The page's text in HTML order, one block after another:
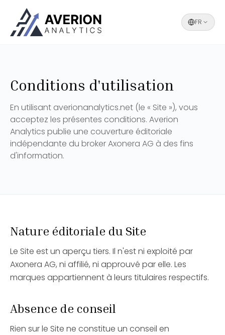
FR
Conditions d'utilisation
En utilisant averionanalytics.net (le « Site »), vous
acceptez les présentes conditions. Averion
Analytics publie une couverture éditoriale
indépendante du broker Axonera AG à des fins
d'information.
Nature éditoriale du Site
Le Site est un aperçu tiers. Il n'est ni exploité par
Axonera AG, ni affilié, ni approuvé par elle. Les
marques appartiennent à leurs titulaires respectifs.
Absence de conseil
Rien sur le Site ne constitue un conseil en